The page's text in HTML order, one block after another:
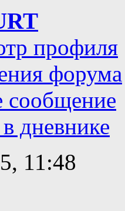
профиля
форума
сообщение
дневнике
11:48